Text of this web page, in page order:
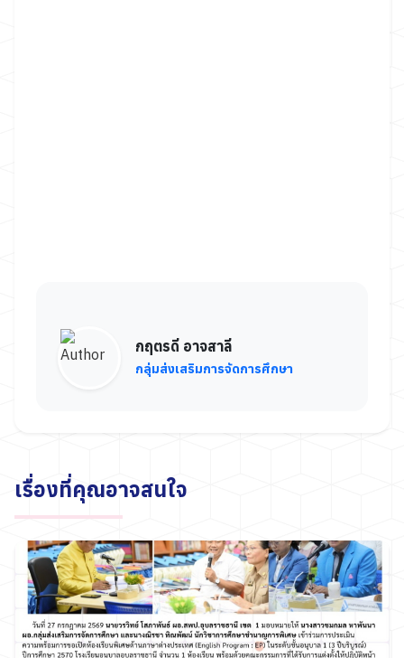
กฤตรดี อาจสาลี
กลุ่มส่งเสริมการจัดการศึกษา
เรื่องที่คุณอาจสนใจ